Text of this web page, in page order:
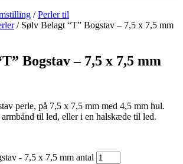
/Perler til
/ Sølv Belagt “T” Bogstav – 7,5 x 7,5 mm
Bogstav – 7,5 x 7,5 mm
perle, på 7,5 x 7,5 mm med 4,5 mm hul.
til led, eller i en halskæde til led.
- 7,5 x 7,5 mm antal